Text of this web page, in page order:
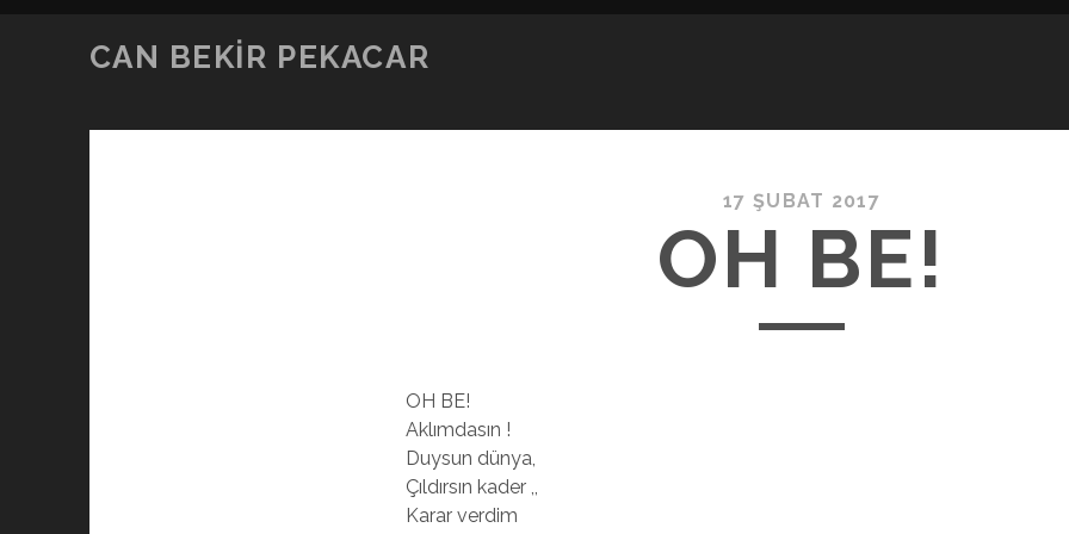
CAN BEKIR PEKACAR
17 ŞUBAT 2017
OH BE!
OH BE!
Aklımdasın !
Duysun dünya,
Çıldırsın kader ,,
Karar verdim